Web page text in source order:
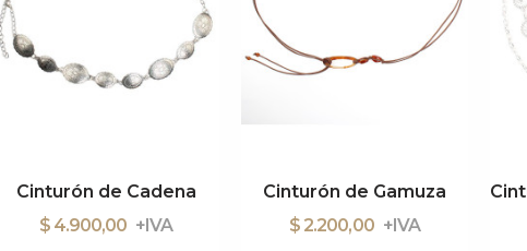
Cinturón de Cadena
$ 4.900,00
Cinturón de Gamuza
$ 2.200,00